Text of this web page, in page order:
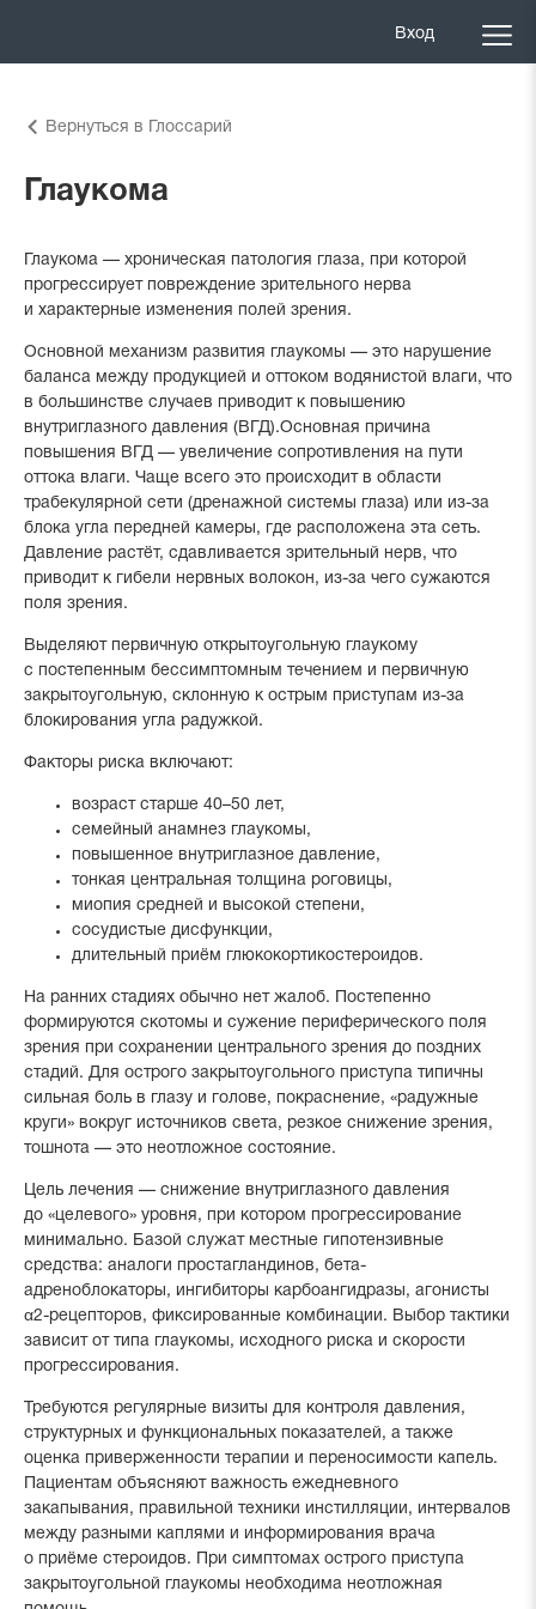
Вход
Вернуться в Глоссарий
Глаукома
Глаукома — хроническая патология глаза, при которой
прогрессирует повреждение зрительного нерва
и характерные изменения полей зрения.
Основной механизм развития глаукомы — это нарушение
баланса между продукцией и оттоком водянистой влаги, что
в большинстве случаев приводит к повышению
внутриглазного давления (ВГД).Основная причина
повышения ВГД — увеличение сопротивления на пути
оттока влаги. Чаще всего это происходит в области
трабекулярной сети (дренажной системы глаза) или из-за
блока угла передней камеры, где расположена эта сеть.
Давление растёт, сдавливается зрительный нерв, что
приводит к гибели нервных волокон, из-за чего сужаются
поля зрения.
Выделяют первичную открытоугольную глаукому
с постепенным бессимптомным течением и первичную
закрытоугольную, склонную к острым приступам из-за
блокирования угла радужкой.
Факторы риска включают:
возраст старше 40–50 лет,
семейный анамнез глаукомы,
повышенное внутриглазное давление,
тонкая центральная толщина роговицы,
миопия средней и высокой степени,
сосудистые дисфункции,
длительный приём глюкокортикостероидов.
На ранних стадиях обычно нет жалоб. Постепенно
формируются скотомы и сужение периферического поля
зрения при сохранении центрального зрения до поздних
стадий. Для острого закрытоугольного приступа типичны
сильная боль в глазу и голове, покраснение, «радужные
круги» вокруг источников света, резкое снижение зрения,
тошнота — это неотложное состояние.
Цель лечения — снижение внутриглазного давления
до «целевого» уровня, при котором прогрессирование
минимально. Базой служат местные гипотензивные
средства: аналоги простагландинов, бета-
адреноблокаторы, ингибиторы карбоангидразы, агонисты
α2-рецепторов, фиксированные комбинации. Выбор тактики
зависит от типа глаукомы, исходного риска и скорости
прогрессирования.
Требуются регулярные визиты для контроля давления,
структурных и функциональных показателей, а также
оценка приверженности терапии и переносимости капель.
Пациентам объясняют важность ежедневного
закапывания, правильной техники инстилляции, интервалов
между разными каплями и информирования врача
о приёме стероидов. При симптомах острого приступа
закрытоугольной глаукомы необходима неотложная